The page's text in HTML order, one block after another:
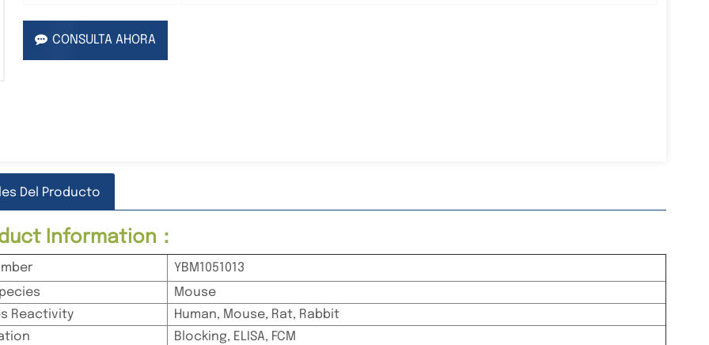
CONSULTA AHORA
Del Producto
Information：
YBM1051013
Mouse
Reactivity
Human, Mouse, Rat, Rabbit
Blocking, ELISA, FCM